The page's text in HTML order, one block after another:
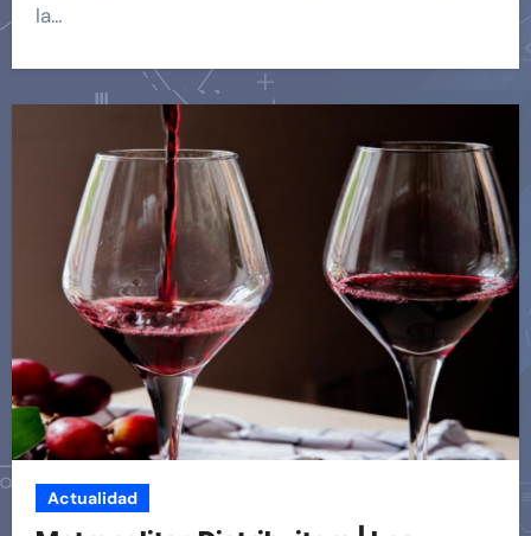
la…
Actualidad